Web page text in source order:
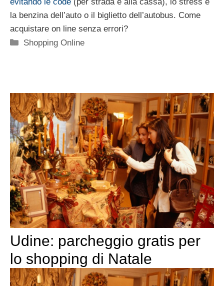
evitando le code (per strada e alla cassa), lo stress e
la benzina dell’auto o il biglietto dell’autobus. Come
acquistare on line senza errori?
Categorie
Shopping Online
Udine: parcheggio gratis per
lo shopping di Natale